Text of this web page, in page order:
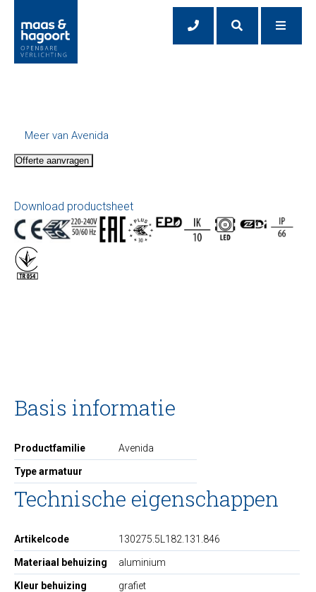
Meer van Avenida
Offerte aanvragen
Download productsheet
Basis informatie
Productfamilie Avenida
Type armatuur
Technische eigenschappen
Artikelcode 130275.5L182.131.846
Materiaal behuizing aluminium
Kleur behuizing grafiet